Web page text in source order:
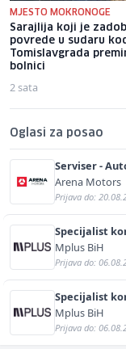
MJESTO MOKRONOGE
Sarajlija koji je
povrede u sudaru
Tomislavgrada
bolnici
2 sata
Oglasi za posao
Serviser -
Arena Motors
Prijava do:
Specijalist
Mplus BiH
Prijava do:
Specijalist
engleskom
Mplus BiH
Prijava do: